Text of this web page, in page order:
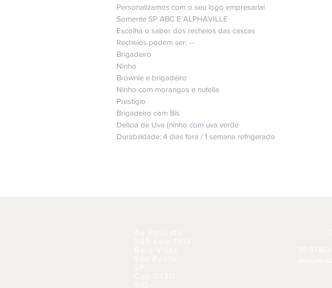
Personalizamos com o seu logo empresarial
Somente SP ABC E ALPHAVILLE
Escolha o sabor dos recheios das cascas
Recheios podem ser: --
Brigadeiro
Ninho
Brownie e brigadeiro
Ninho com morangos e nutella
Prestígio
Brigadeiro com Bis
Delícia de Uva (ninho com uva verde
Durabilidade: 4 dias fora / 1 semana refrigerado